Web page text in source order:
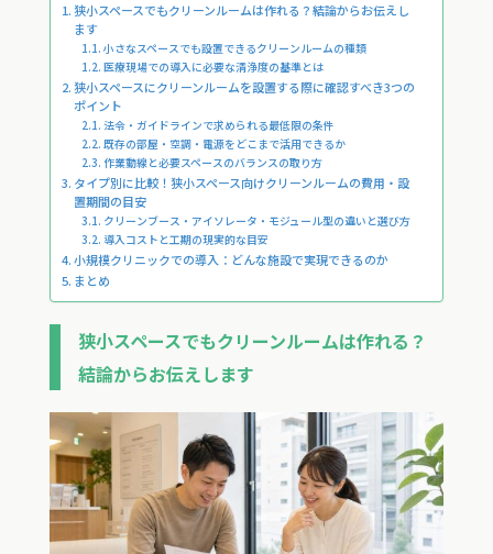
狭小スペースでもクリーンルームは作れる？結論からお伝えし
ます
小さなスペースでも設置できるクリーンルームの種類
医療現場での導入に必要な清浄度の基準とは
狭小スペースにクリーンルームを設置する際に確認すべき3つの
ポイント
法令・ガイドラインで求められる最低限の条件
既存の部屋・空調・電源をどこまで活用できるか
作業動線と必要スペースのバランスの取り方
タイプ別に比較！狭小スペース向けクリーンルームの費用・設
置期間の目安
クリーンブース・アイソレータ・モジュール型の違いと選び方
導入コストと工期の現実的な目安
小規模クリニックでの導入：どんな施設で実現できるのか
まとめ
狭小スペースでもクリーンルームは作れる？
結論からお伝えします